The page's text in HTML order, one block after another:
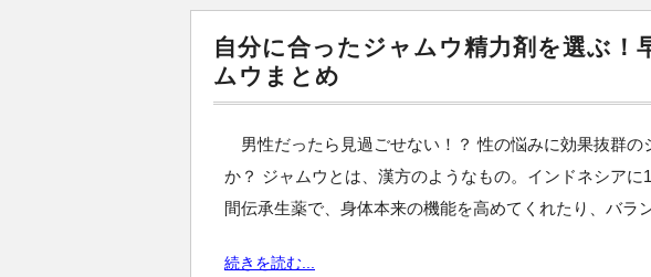
自分に合ったジャムウ精力剤を選ぶ！
ムウまとめ
男性だったら見過ごせない！？ 性の悩みに効果抜群
か？ ジャムウとは、漢方のようなもの。インドネシアに
間伝承生薬で、身体本来の機能を高めてくれたり、バラ
続きを読む...